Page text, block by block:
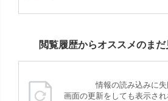
閲覧履歴からオススメのま
情報の読み込みに失
画面の更新をしても表示さ